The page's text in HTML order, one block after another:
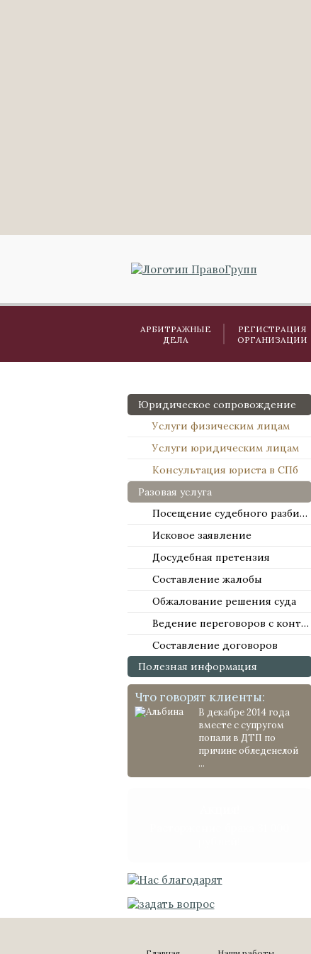
АРБИТРАЖНЫЕ
ДЕЛА
РЕГИСТРАЦИЯ
ОРГАНИЗАЦИИ
Юридическое сопровождение
Услуги физическим лицам
Услуги юридическим лицам
Консультация юриста в СПб
Разовая услуга
Посещение судебного разбирательства
Исковое заявление
Досудебная претензия
Составление жалобы
Обжалование решения суда
Ведение переговоров с контрагентами
Составление договоров
Полезная информация
Что говорят клиенты:
В декабре 2014 года
вместе с супругом
попали в ДТП по
причине обледенелой
...